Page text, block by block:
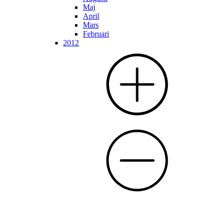
Maj
April
Mars
Februari
2012